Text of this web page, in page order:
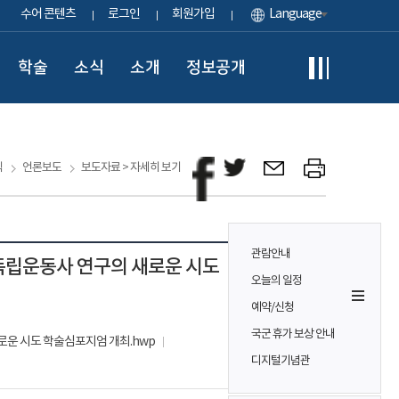
수어 콘텐츠 로그인 회원가입 Language
학술 소식 소개 정보공개
관람안내
오늘의 일정
예약/신청
국군 휴가 보상 안내
디지털기념관
언론보도 보도자료 > 자세히 보기
운동사 연구의 새로운 시도
운 시도 학술심포지엄 개최.hwp